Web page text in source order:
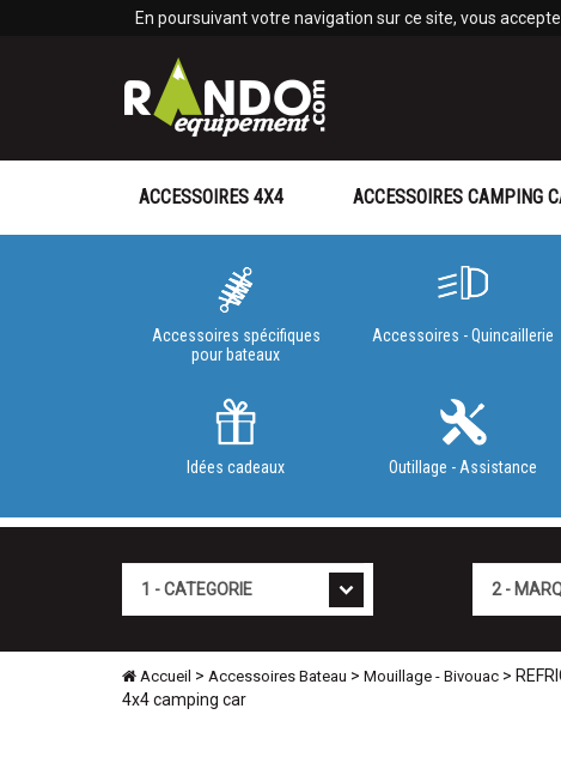
En poursuivant votre navigation sur ce site, vous
ACCESSOIRES 4X4 ACCESSOIRES CAMPING
Accessoires spécifiques
pour bateaux
Accessoires - Quincaillerie
Idées cadeaux Outillage - Assistance
Accueil > Accessoires Bateau > Mouillage - Bivouac >
4x4 camping car
Panneau de gestion des cookies